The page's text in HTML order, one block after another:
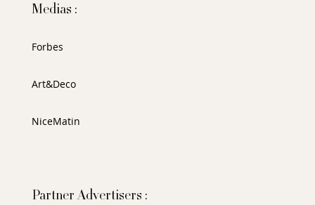
Medias :
Forbes
Art&Deco
NiceMatin
Partner Advertisers :